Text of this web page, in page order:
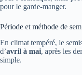
pour le garde-manger.
Période et méthode de
En climat tempéré, le
d’avril à mai, après les
simple.